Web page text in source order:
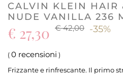
CALVIN KLEIN HAIR
NUDE VANILLA 236
€ 42,00 -35%
€ 27,30
( 0 recensioni )
Frizzante e rinfrescante. Il primo